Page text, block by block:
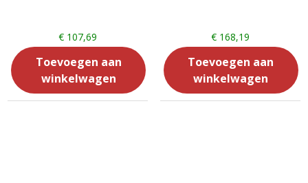
€ 107,69
Toevoegen aan
winkelwagen
€168,19
Toevoegen aan
winkelwagen